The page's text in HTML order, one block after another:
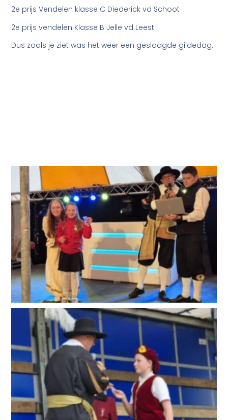
2e prijs Vendelen klasse C Diederick vd Schoot
2e prijs vendelen Klasse B Jelle vd Leest
Dus zoals je ziet was het weer een geslaagde gildedag.